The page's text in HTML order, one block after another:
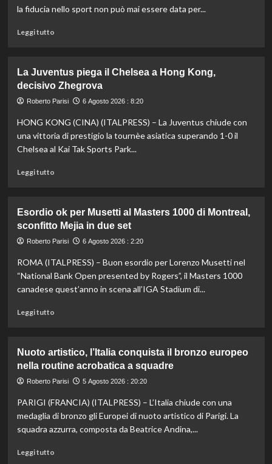
Europei
arriva
nel
sincro
Pizzini
la fiducia nello sport non può mai essere data per...
Leggi tuttoLeggi
Fifa,
Priante
(Siga)
credibilità
del
sistema
La Juventus piega il Chelsea a Hong Kong,
decisivo Zhegrova
Roberto Parisi 6 Agosto 2026 : 8:20
HONG KONG (CINA) (ITALPRESS) – La Juventus chiude con
una vittoria di prestigio la tournèe asiatica superando 1-0 il
Chelsea al Kai Tak Sports Park...
Leggi tuttoLeggi
La
Juventus
piega
Chelsea
a
Hong
Esordio ok per Musetti al Masters 1000 di Montreal,
sconfitto Mejia in due set
Roberto Parisi 6 Agosto 2026 : 2:20
ROMA (ITALPRESS) – Buon esordio per Lorenzo Musetti nel
“National Bank Open presented by Rogers”, il Masters 1000
canadese quest’anno in scena all’IGA Stadium di...
Leggi tuttoLeggi
Esordio
ok
per
al
Masters
1000
Nuoto artistico, l’Italia conquista il bronzo europeo
nella routine acrobatica a squadre
Roberto Parisi 5 Agosto 2026 : 20:20
PARIGI (FRANCIA) (ITALPRESS) – L’Italia chiude con una
medaglia di bronzo gli Europei di nuoto artistico di Parigi. La
squadra azzurra, composta da Beatrice Andina,...
Leggi tuttoLeggi